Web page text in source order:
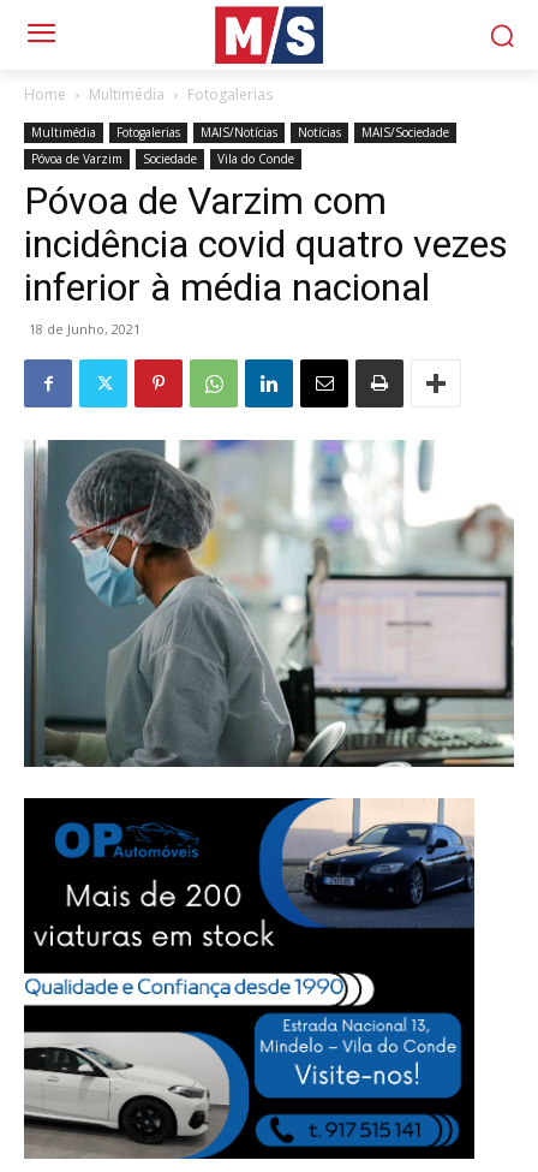
Home Multimédia Fotogalerias
Multimédia Fotogalerias MAIS/Notícias Notícias
MAIS/Sociedade
Póvoa de Varzim
Sociedade Vila do Conde
Póvoa de Varzim com
incidência covid quatro vezes
inferior à média nacional
18 de Junho, 2021